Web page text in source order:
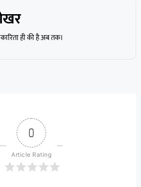
ही की है अब तक।
0
Article Rating